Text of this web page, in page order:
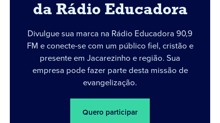
da Rádio Educadora
Divulgue sua marca na Rádio Educadora 90,9
FM e conecte-se com um público fiel, cristão e
presente em Jacarezinho e região. Sua
empresa pode fazer parte desta missão de
evangelização.
Quero participar